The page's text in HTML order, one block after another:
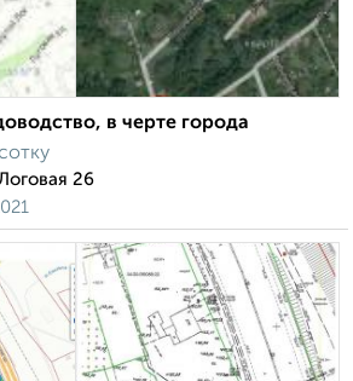
в черте города
26